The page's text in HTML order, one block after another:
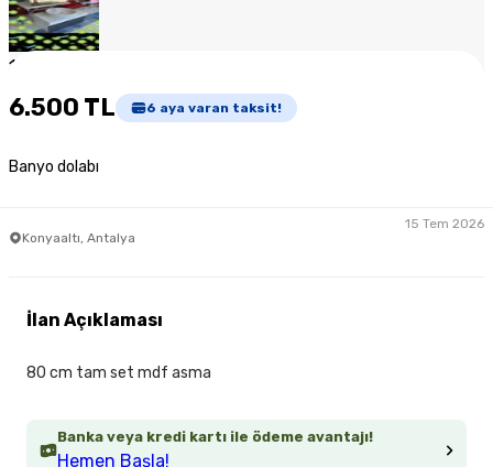
1
6.500 TL 6 aya varan taksit!
Banyo dolabı
Konyaaltı, Antalya
15 Tem 2026
Banka veya kredi kartı ile ödeme avantajı!
Hemen Başla!
İlan Açıklaması
80 cm tam set mdf asma